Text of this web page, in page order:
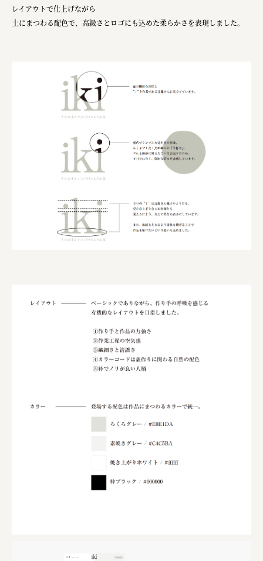
レイアウトで仕上げながら
土にまつわる配色で、高級さとロゴにも込めた柔らかさを表現しました。